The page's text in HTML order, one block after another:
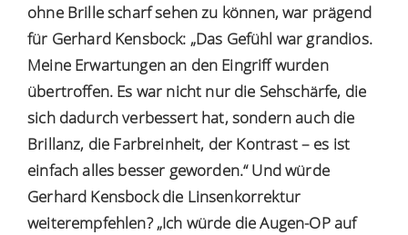
ohne Brille scharf sehen zu können, war prägend
für Gerhard Kensbock: „Das Gefühl war grandios.
Meine Erwartungen an den Eingriff wurden
übertroffen. Es war nicht nur die Sehschärfe, die
sich dadurch verbessert hat, sondern auch die
Brillanz, die Farbreinheit, der Kontrast – es ist
einfach alles besser geworden.“ Und würde
Gerhard Kensbock die Linsenkorrektur
weiterempfehlen? „Ich würde die Augen-OP auf